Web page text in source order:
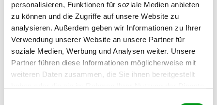
personalisieren, Funktionen für soziale Medien anbieten
zu können und die Zugriffe auf unsere Website zu
analysieren. Außerdem geben wir Informationen zu Ihrer
Verwendung unserer Website an unsere Partner für
soziale Medien, Werbung und Analysen weiter. Unsere
Partner führen diese Informationen möglicherweise mit
weiteren Daten zusammen, die Sie ihnen bereitgestellt
einem kühlen Windstoß flexibel bleibst.
Einen „Plan B“ im Kopf haben:
Falls es unerwartet anfängt
zu schütten, solltest du wissen, wo das nächste überdachte
Café oder eine kleine Bar ist. So könnt ihr das Date nahtlos
und trocken fortsetzen.
📍Einen konkreten Treffpunkt vereinbaren: Verabredet euch
an einem markanten, leicht zu findenden Ort. Die Blumenuhr